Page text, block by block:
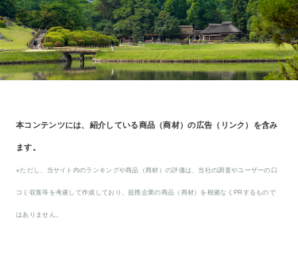
本コンテンツには、紹介している商品（商材）の広告（リンク）を含み
ます。
※ただし、当サイト内のランキングや商品（商材）の評価は、当社の調査やユーザーの口
コミ収集等を考慮して作成しており、提携企業の商品（商材）を根拠なくPRするもので
はありません。